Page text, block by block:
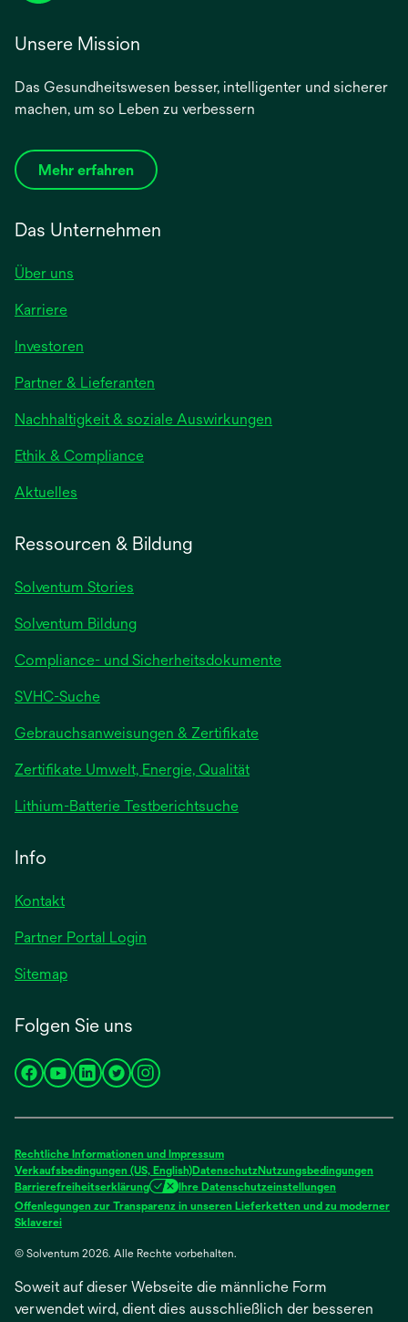
Unsere Mission
Das Gesundheitswesen besser, intelligenter und sicherer
machen, um so Leben zu verbessern
Mehr erfahren
Das Unternehmen
Über uns
Karriere
Investoren
Partner & Lieferanten
Nachhaltigkeit & soziale Auswirkungen
Ethik & Compliance
Aktuelles
Ressourcen & Bildung
Solventum Stories
Solventum Bildung
Compliance- und Sicherheitsdokumente
SVHC-Suche
Gebrauchsanweisungen & Zertifikatewird
Zertifikate Umwelt, Energie, Qualität
Lithium-Batterie Testberichtsuchewird
Info
Kontakt
Partner Portal Login
Sitemap
Folgen Sie uns
wird
neuen
Registerkarte
geöffnet
wird
neuen
Registerkarte
geöffnet
wird
neuen
Registerkarte
geöffnet
wird
neuen
Registerkarte
geöffnet
wird
neuen
Registerkarte
geöffnet
Rechtliche Informationen und Impressum
Verkaufsbedingungen (US, English)DatenschutzNutzungsbedingungen
Barrierefreiheitserklärung
Ihre Datenschutzeinstellungen
Offenlegungen zur Transparenz in unseren Lieferketten und zu moderner
Sklavereiwird
einer
Registerkarte
geöffnet
© Solventum 2026. Alle Rechte vorbehalten.
Soweit auf dieser Webseite die männliche Form
verwendet wird, dient dies ausschließlich der besseren